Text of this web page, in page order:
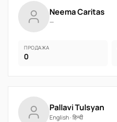
Neema Caritas
—
ПРОДАЖА
0
Pallavi Tulsyan
English · हिन्दी